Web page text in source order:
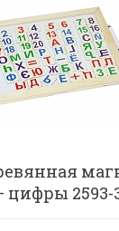
цифры 2593-